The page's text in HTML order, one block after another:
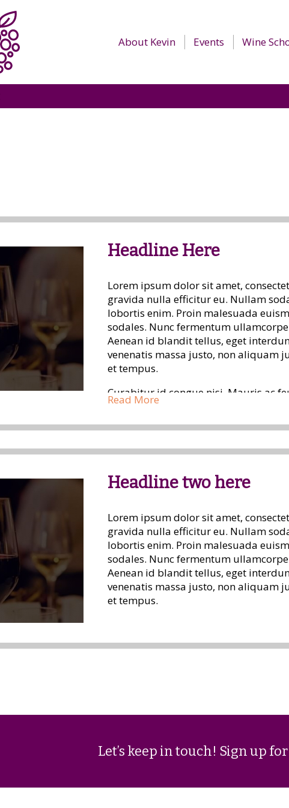
About Kevin Events Wine
Headline Here
Lorem ipsum dolor sit amet,
gravida nulla efficitur eu. Nullam
lobortis enim. Proin malesuada
sodales. Nunc fermentum
Aenean id blandit tellus, eget
venenatis massa justo, non aliquam
et tempus.
Curabitur id congue nisi. Mauris ac
tellus ac vestibulum auctor. Nulla
venenatis lorem, id semper elit
imperdiet. Aenean bibendum nibh
Donec non interdum metus, non
pretium mauris viverra eu. Nullam
justo mollis, tempus mi quis, facilisis
facilisis libero. Maecenas enim nunc,
ut tempus tellus, at pretium velit.
rutrum urna, ut porta nisi pharetra
eget quis urna. Maecenas ipsum
massa. Orci varius natoque
ridiculus mus. Lorem ipsum dolor sit
Read More
Headline two here
Lorem ipsum dolor sit amet,
gravida nulla efficitur eu. Nullam
lobortis enim. Proin malesuada
sodales. Nunc fermentum
Aenean id blandit tellus, eget
venenatis massa justo, non aliquam
et tempus.
Let’s keep in touch! Sign up